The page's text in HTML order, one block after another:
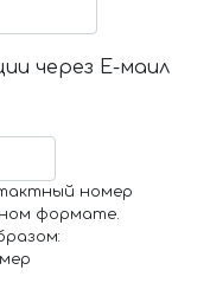
через Е-маил
номер
формате.